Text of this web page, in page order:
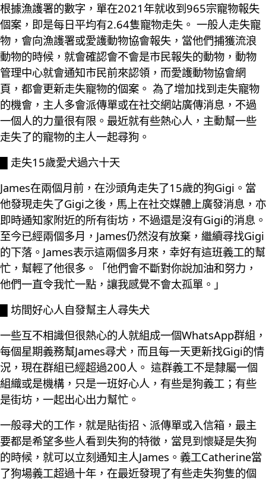
根據漁護署的數字，單在2021年就收到965宗寵物報失
個案，即是每日平均有2.64隻寵物走失。 一般人走失寵
物，會向漁護署或愛護動物協會報失，當他們捕獲流浪
動物的時候，就會確認會不會是市民報失的動物，動物
管理中心就會通知市民前來認領，而愛護動物協會網
頁，都會更新走失寵物的個案。 為了增加找到走失寵物
的機會，主人多會派傳單或在社交網站廣傳消息，不過
一個人的力量很有限。最近就有些熱心人，主動幫一些
走失了的寵物的主人一起尋狗。
█ 走失15歲愛犬過六十天
James在兩個月前，在沙頭角走失了15歲的狗Gigi。當
他發現走失了Gigi之後，馬上在社交媒體上廣發消息，亦
即時通知家附近的所有街坊，不過還是沒有Gigi的消息。
至今已經兩個多月，James仍然沒有放棄，繼續尋找Gigi
的下落。James表示這兩個多月來，幸好有這班義工的幫
忙，幫輕了他很多。「他們會不斷對你說加油和努力，
他們一直令我忙一點，讓我感覺不會太孤單。」
█ 坊間好心人自發幫主人尋失犬
一些互不相識但很熱心的人就組成一個WhatsApp群組，
每個星期義務幫James尋犬，而且每一天更新找Gigi的情
況，現在群組已經超過200人。 這群義工不是隸屬一個
組織或是機構，只是一班好心人，有些是狗義工；有些
是街坊，一起出心出力幫忙。
一般尋犬的工作，就是貼街招、派傳單或入信箱，最主
要都是希望多些人看到失狗的特徵，當見到懷疑是失狗
的時候，就可以立刻通知主人James。義工Catherine當
了狗場義工超過十年，在最近發現了有些走失狗隻的個